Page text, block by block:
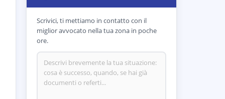
Scrivici, ti mettiamo in contatto con il
miglior avvocato nella tua zona in poche
ore.